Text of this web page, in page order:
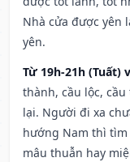
Nhà cửa được yên
yên.
Từ 19h-21h (Tuất)
thành, cầu lộc,
lại. Người đi xa
hướng Nam thì
mâu thuẫn hay